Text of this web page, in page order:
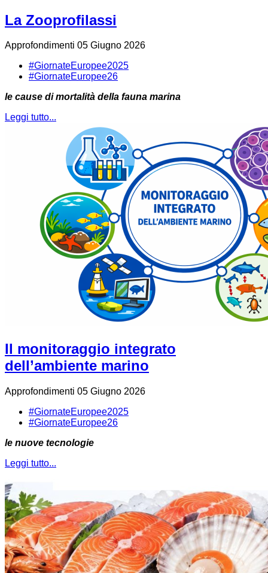
La Zooprofilassi
Approfondimenti 05 Giugno 2026
#GiornateEuropee2025
#GiornateEuropee26
le cause di mortalità della fauna marina
Leggi tutto...
Il monitoraggio integrato
dell’ambiente marino
Approfondimenti 05 Giugno 2026
#GiornateEuropee2025
#GiornateEuropee26
le nuove tecnologie
Leggi tutto...